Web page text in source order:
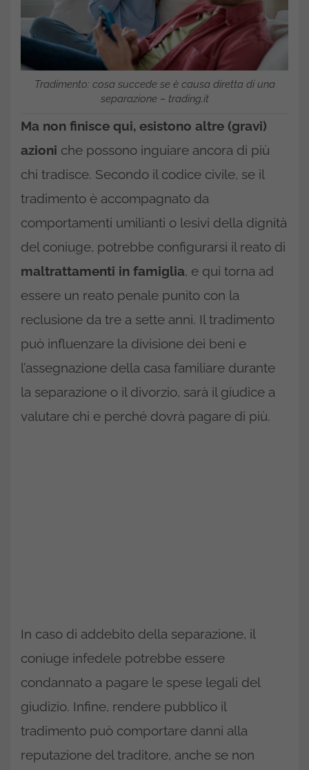
Tradimento: cosa succede se è causa diretta di una
separazione – trading.it
Ma non finisce qui, esistono altre (gravi)
azioni che possono inguiare ancora di più
chi tradisce. Secondo il codice civile, se il
tradimento è accompagnato da
comportamenti umilianti o lesivi della dignità
del coniuge, potrebbe configurarsi il reato di
maltrattamenti in famiglia, e qui torna ad
essere un reato penale punito con la
reclusione da tre a sette anni. Il tradimento
può influenzare la divisione dei beni e
l’assegnazione della casa familiare durante
la separazione o il divorzio, sarà il giudice a
valutare chi e perché dovrà pagare di più.
In caso di addebito della separazione, il
coniuge infedele potrebbe essere
condannato a pagare le spese legali del
giudizio. Infine, rendere pubblico il
tradimento può comportare danni alla
reputazione del traditore, anche se non